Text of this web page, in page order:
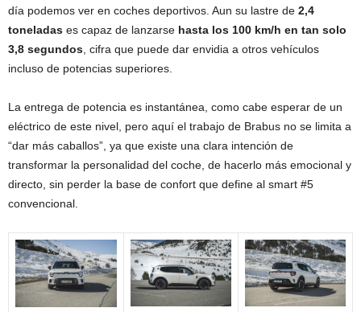
día podemos ver en coches deportivos. Aun su lastre de 2,4
toneladas es capaz de lanzarse hasta los 100 km/h en tan solo
3,8 segundos , cifra que puede dar envidia a otros vehículos
incluso de potencias superiores.
La entrega de potencia es instantánea, como cabe esperar de un
eléctrico de este nivel, pero aquí el trabajo de Brabus no se limita a
“dar más caballos”, ya que existe una clara intención de
transformar la personalidad del coche, de hacerlo más emocional y
directo, sin perder la base de confort que define al smart #5
convencional.